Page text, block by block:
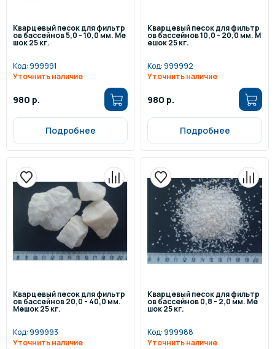
Кварцевый песок для фильтр
ов бассейнов 5,0 - 10,0 мм. Ме
шок 25 кг.
Код:999991
Уточнить наличие
980 р.
Подробнее
Кварцевый песок для фильтр
ов бассейнов 10,0 - 20,0 мм. М
ешок 25 кг.
Код:999992
Уточнить наличие
980 р.
Подробнее
Кварцевый песок для фильтр
ов бассейнов 20,0 - 40,0 мм.
Мешок 25 кг.
Код:999993
Уточнить наличие
Кварцевый песок для фильтр
ов бассейнов 0,8 - 2,0 мм. Ме
шок 25 кг.
Код:999988
Уточнить наличие